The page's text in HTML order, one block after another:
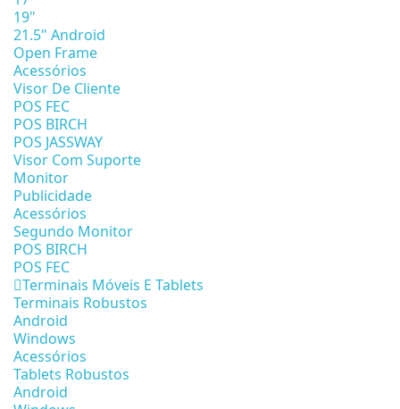
19"
21.5" Android
Open Frame
Acessórios
Visor De Cliente
POS FEC
POS BIRCH
POS JASSWAY
Visor Com Suporte
Monitor
Publicidade
Acessórios
Segundo Monitor
POS BIRCH
POS FEC
Terminais Móveis E Tablets
Terminais Robustos
Android
Windows
Acessórios
Tablets Robustos
Android